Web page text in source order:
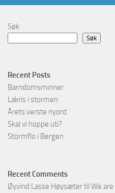
Søk
Søk
Recent Posts
Barndomsminner
Lakris i stormen
Årets verste nyord
Skal vi hoppe uti?
Stormflo i Bergen
Recent Comments
Øyvind Lasse Høysætertil We